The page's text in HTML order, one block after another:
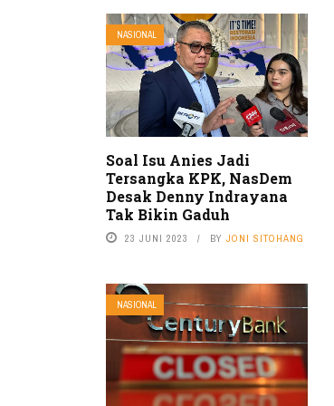
NASIONAL
Soal Isu Anies Jadi
Tersangka KPK, NasDem
Desak Denny Indrayana
Tak Bikin Gaduh
23 JUNI 2023 BY JONI SITOHANG
NASIONAL